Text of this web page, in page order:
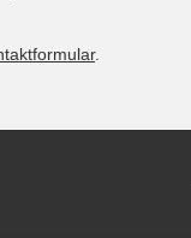
.